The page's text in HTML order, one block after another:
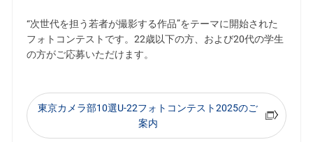
“次世代を担う若者が撮影する作品”をテーマに開始された
フォトコンテストです。22歳以下の方、および20代の学生
の方がご応募いただけます。
東京カメラ部10選U-22フォトコンテスト2025のご
案内